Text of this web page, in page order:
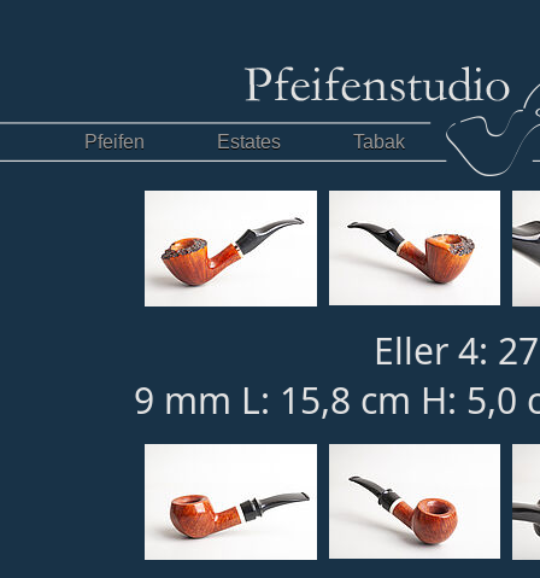
Pfeifen Estates Tabak
Eller 4:
9 mm L: 15,8 cm H: 5,0